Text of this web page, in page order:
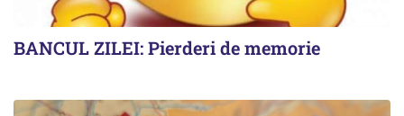
BANCUL ZILEI: Pierderi de memorie